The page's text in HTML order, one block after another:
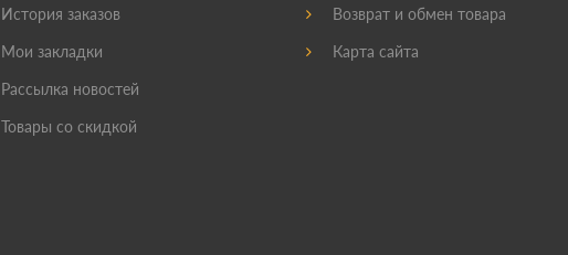
История заказов
Мои закладки
Рассылка новостей
Товары со скидкой
Возврат и обмен товара
Карта сайта